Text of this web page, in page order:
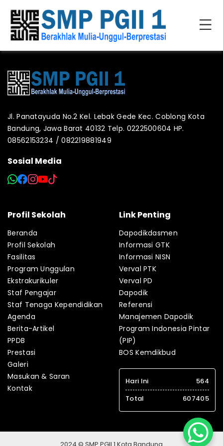
Jl. Panatayuda No.2 Kel. Lebak Gede Kec. Coblong Kota
Bandung, Jawa Barat 40132 Telp. 0222500604 HP.
08562153234 / 082219881949
Sosial Media
Profil Sekolah
Beranda
Profil Sekolah
Fasilitas
Program Unggulan
Ekstrakurikuler
Staf Pengajar
Staf Tenaga Kependidikan
Agenda
Berita-Artikel
PPDB
Prestasi
Galeri
Masukan & Saran
Kontak
Link Penting
Dapodikdasmen
Informasi GTK
Informasi NISN
Verval PTK
Verval PD
Dapodik
Referensi
Manajemen Dapodik
Program Indonesia Pintar
(PIP)
BOS Kemdikbud
Hari Ini
564
Total
607405